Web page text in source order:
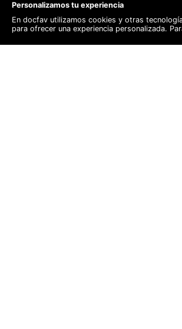
Personalizamos tu experiencia
En docfav utilizamos cookies y otras
para ofrecer una experiencia personalizada.